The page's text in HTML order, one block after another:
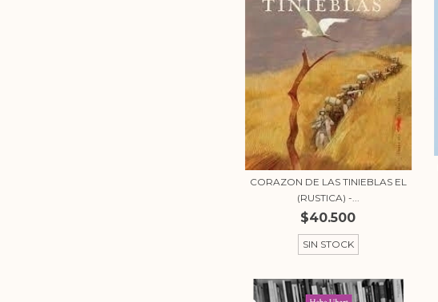
CORAZON DE LAS TINIEBLAS EL
(RUSTICA) -...
$40.500
SIN STOCK